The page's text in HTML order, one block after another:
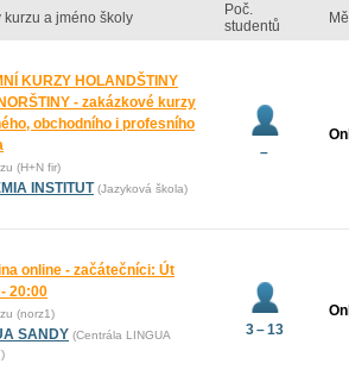
kurzu a jméno školy
Poč.
studentů
KURZY HOLANDŠTINY
- zakázkové kurzy
obchodního i profesního
(H+N fir)
INSTITUT (Jazyková škola)
–
online - začátečníci: Út
20:00
(norz1)
SANDY (Centrála LINGUA
3 – 13